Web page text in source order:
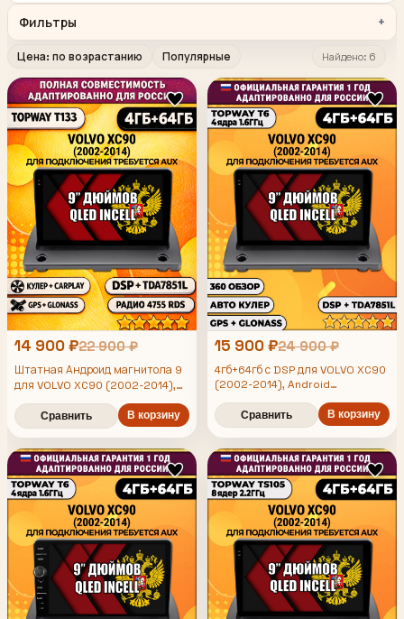
Фильтры
Цена: по возрастанию Популярные Найдено: 6
14 900 ₽22 900 ₽
Штатная Андроид магнитола 9
для VOLVO XC90 (2002-2014),
4/64гб, DSP, беспроводной
CarPlay и Android Auto, GPS и
ГЛОНАСС
Сравнить В корзину
15 900 ₽24 900 ₽
4гб+64гб с DSP для VOLVO XC90
(2002-2014), Android
магнитола, без слота под симку,
усилитель звука TDA7851 и
поддержка 360 камер
Сравнить В корзину